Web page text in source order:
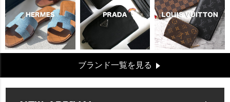
ブランド一覧を見る